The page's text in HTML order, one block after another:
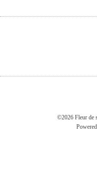
©2026 Fleur de